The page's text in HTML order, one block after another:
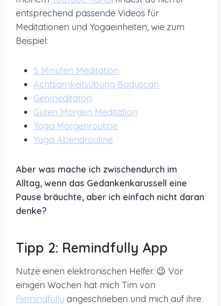
entsprechend passende Videos für
Meditationen und Yogaeinheiten, wie zum
Beispiel:
5 Minuten Meditation
Achtsamkeitsübung Bodyscan
Gehmeditaton
Guten Morgen Meditation
Yoga Morgenroutine
Yoga Abendroutine
Aber was mache ich zwischendurch im
Alltag, wenn das Gedankenkarussell eine
Pause bräuchte, aber ich einfach nicht daran
denke?
Tipp 2: Remindfully App
Nutze einen elektronischen Helfer. 😉 Vor
einigen Wochen hat mich Tim von
Remindfully angeschrieben und mich auf ihre